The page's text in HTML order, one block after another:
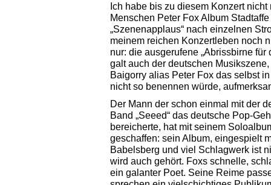
Ich habe bis zu diesem Konzert
Menschen Peter Fox Album
„Szenenapplaus“ nach einzelnen
meinem reichen Konzertleben noch
nur: die ausgerufene „Abrissbirne für
galt auch der deutschen
Baigorry alias Peter Fox das selbst
nicht so benennen würde,
Der Mann der schon einmal mit der
Band „Seeed“ das deutsche Pop-
bereicherte, hat mit seinem
geschaffen: sein Album, eingespielt
Babelsberg und viel Schlagwerk ist
wird auch gehört. Foxs schnelle,
ein galanter Poet. Seine Reime